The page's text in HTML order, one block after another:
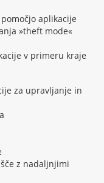
aplikacije
»theft mode«
v primeru kraje
za upravljanje in
z nadaljnjimi